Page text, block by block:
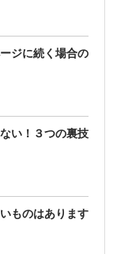
ジに続く場合の
い！３つの裏技
ものはあります